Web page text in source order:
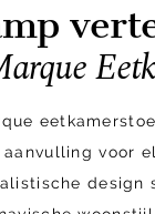
voor
design